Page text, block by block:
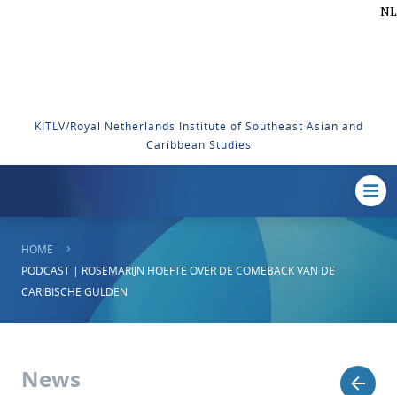
NL
KITLV/Royal Netherlands Institute of Southeast Asian and
Caribbean Studies
HOME
PODCAST | ROSEMARIJN HOEFTE OVER DE COMEBACK VAN DE
CARIBISCHE GULDEN
News